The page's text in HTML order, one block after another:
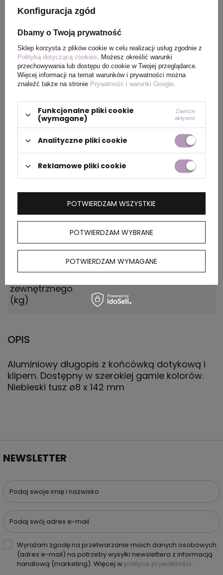
Kraj
Certyfikat MSDS
Rozmiar ø8 x 142 mm
PAKOWANIE
Wymiary
kartonu
zewnętrznego
(m)
0.360x0.330x0.110
Ilość szt. w
250
zewnętrznego
(kg)
6.500
OPIS
Aluminiowy długopis z końcówką dotykową i
klipem. Dostępny w szerokiej gamie kolorów.
Niebieski tusz ø8 x 142 mm
NEWSLETTER
Podaj swoje imię i nazwisko
Podaj swój adres e-mail
Wyrażam zgodę na przetwarzanie moich danych osobowych
(adres e-mail) na potrzeby wysyłki newslettera z informacją
handlową (marketing). Więcej w polityce prywatności.
Konfiguracja zgód
Dbamy o Twoją prywatność
Sklep korzysta z plików cookie w celu realizacji usług zgodnie z
Polityką dotyczącą cookies. Możesz określić warunki
przechowywania lub dostępu do cookie w Twojej przeglądarce.
Więcej informacji na temat warunków i prywatności można
znaleźć także na stronie Prywatność i warunki Google.
Funkcjonalne pliki cookie
(wymagane)
Zawsze
aktywne
Analityczne pliki cookie
Reklamowe pliki cookie
POTWIERDZAM WYBRANE
POTWIERDZAM WYMAGANE
POTWIERDZAM WSZYSTKIE